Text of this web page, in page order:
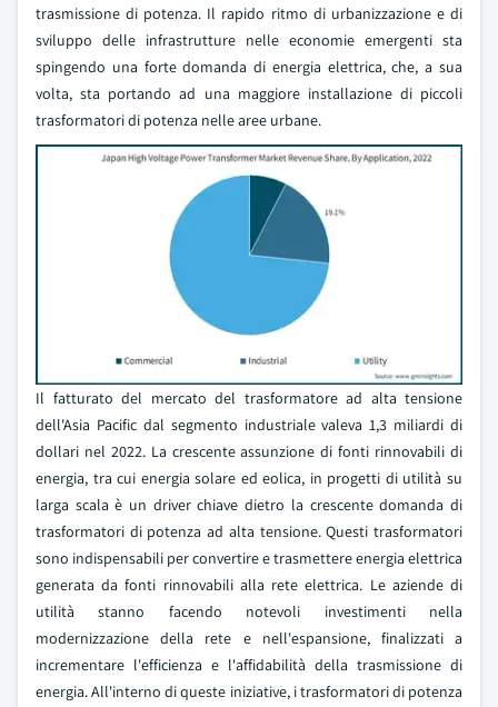
trasmissione di potenza. Il rapido ritmo di urbanizzazione e di
sviluppo delle infrastrutture nelle economie emergenti sta
spingendo una forte domanda di energia elettrica, che, a sua
volta, sta portando ad una maggiore installazione di piccoli
trasformatori di potenza nelle aree urbane.
Il fatturato del mercato del trasformatore ad alta tensione
dell'Asia Pacific dal segmento industriale valeva 1,3 miliardi di
dollari nel 2022. La crescente assunzione di fonti rinnovabili di
energia, tra cui energia solare ed eolica, in progetti di utilità su
larga scala è un driver chiave dietro la crescente domanda di
trasformatori di potenza ad alta tensione. Questi trasformatori
sono indispensabili per convertire e trasmettere energia elettrica
generata da fonti rinnovabili alla rete elettrica. Le aziende di
utilità stanno facendo notevoli investimenti nella
modernizzazione della rete e nell'espansione, finalizzati a
incrementare l'efficienza e l'affidabilità della trasmissione di
energia. All'interno di queste iniziative, i trasformatori di potenza